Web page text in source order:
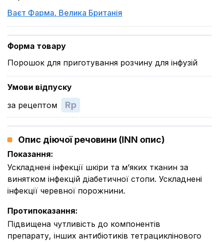
Ваєт Фарма, Велика Британія
Форма товару
Порошок для приготування розчину для інфузій
Умови відпуску
за рецептом
Rp
Опис діючої речовини (INN опис)
Показання:
Ускладнені інфекції шкіри та м’яких тканин за
винятком інфекцій діабетичної стопи. Ускладнені
інфекції черевної порожнини.
Протипоказання:
Підвищена чутливість до компонентів
препарату, інших антибіотиків тетрациклінового